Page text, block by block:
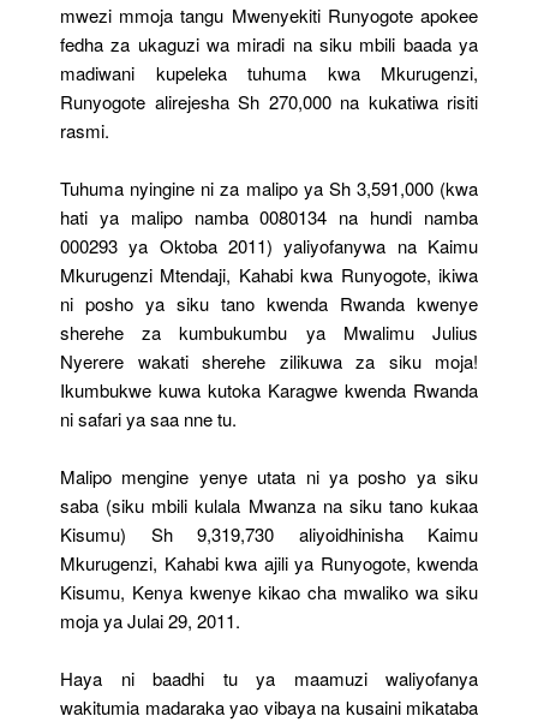
mwezi mmoja tangu Mwenyekiti Runyogote apokee
fedha za ukaguzi wa miradi na siku mbili baada ya
madiwani kupeleka tuhuma kwa Mkurugenzi,
Runyogote alirejesha Sh 270,000 na kukatiwa risiti
rasmi.
Tuhuma nyingine ni za malipo ya Sh 3,591,000 (kwa
hati ya malipo namba 0080134 na hundi namba
000293 ya Oktoba 2011) yaliyofanywa na Kaimu
Mkurugenzi Mtendaji, Kahabi kwa Runyogote, ikiwa
ni posho ya siku tano kwenda Rwanda kwenye
sherehe za kumbukumbu ya Mwalimu Julius
Nyerere wakati sherehe zilikuwa za siku moja!
Ikumbukwe kuwa kutoka Karagwe kwenda Rwanda
ni safari ya saa nne tu.
Malipo mengine yenye utata ni ya posho ya siku
saba (siku mbili kulala Mwanza na siku tano kukaa
Kisumu) Sh 9,319,730 aliyoidhinisha Kaimu
Mkurugenzi, Kahabi kwa ajili ya Runyogote, kwenda
Kisumu, Kenya kwenye kikao cha mwaliko wa siku
moja ya Julai 29, 2011.
Haya ni baadhi tu ya maamuzi waliyofanya
wakitumia madaraka yao vibaya na kusaini mikataba